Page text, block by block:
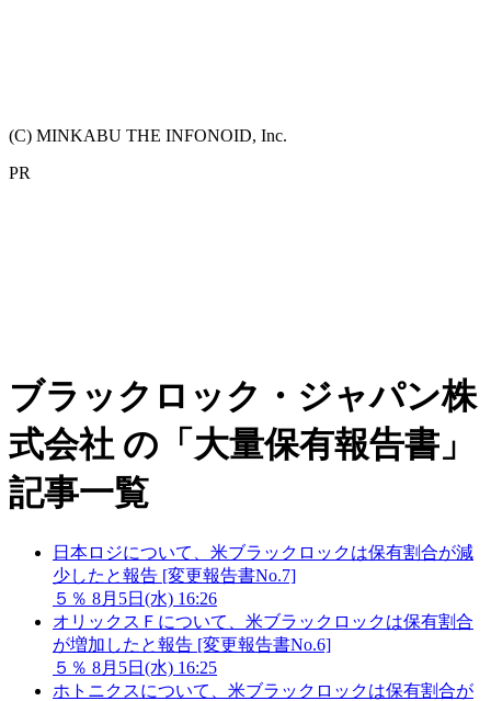
(C) MINKABU THE INFONOID, Inc.
PR
ブラックロック・ジャパン株
式会社 の「大量保有報告書」
記事一覧
日本ロジについて、米ブラックロックは保有割合が減
少したと報告 [変更報告書No.7]
５％ 8月5日(水) 16:26
オリックスＦについて、米ブラックロックは保有割合
が増加したと報告 [変更報告書No.6]
５％ 8月5日(水) 16:25
ホトニクスについて、米ブラックロックは保有割合が